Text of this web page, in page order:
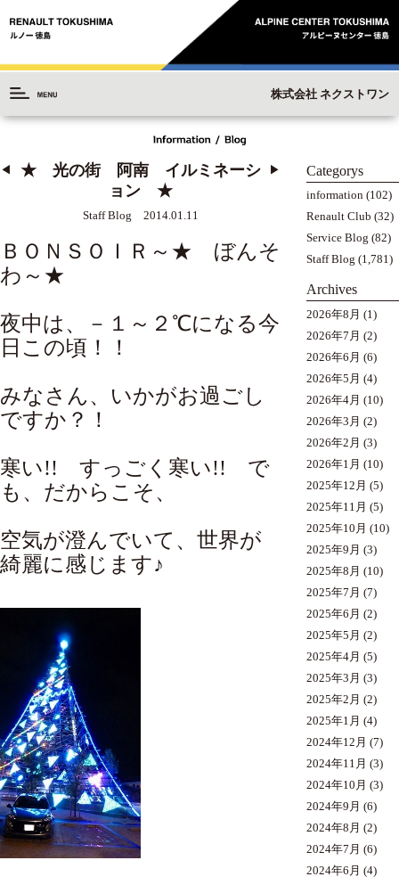
株式会社 ネクストワン
◀︎
★ 光の街 阿南 イルミネーシ
ョン ★
Staff Blog 2014.01.11
▶︎
ＢＯＮＳＯＩＲ～★ ぼんそ
わ～★
夜中は、－１～２℃になる今
日この頃！！
みなさん、いかがお過ごし
ですか？！
寒い!! すっごく寒い!! で
も、だからこそ、
空気が澄んでいて、世界が
綺麗に感じます♪
Categorys
information (102)
Renault Club (32)
Service Blog (82)
Staff Blog (1,781)
Archives
2026年8月 (1)
2026年7月 (2)
2026年6月 (6)
2026年5月 (4)
2026年4月 (10)
2026年3月 (2)
2026年2月 (3)
2026年1月 (10)
2025年12月 (5)
2025年11月 (5)
2025年10月 (10)
2025年9月 (3)
2025年8月 (10)
2025年7月 (7)
2025年6月 (2)
2025年5月 (2)
2025年4月 (5)
2025年3月 (3)
2025年2月 (2)
2025年1月 (4)
2024年12月 (7)
2024年11月 (3)
2024年10月 (3)
2024年9月 (6)
2024年8月 (2)
2024年7月 (6)
2024年6月 (4)